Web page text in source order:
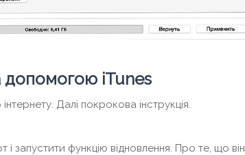
допомогою iTunes
Далі покрокова інструкція.
і запустити функцію відновлення. Про те, що він